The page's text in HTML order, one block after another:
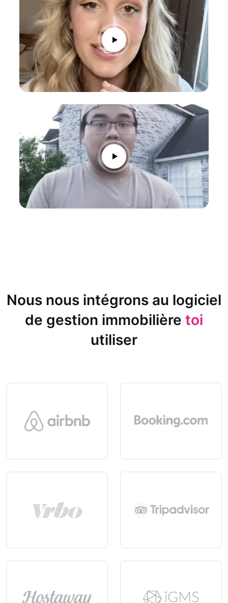
Nous nous intégrons au logiciel
de gestion immobilière toi
utiliser